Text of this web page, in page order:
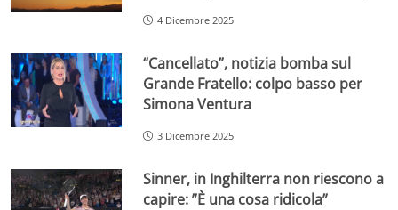
4 Dicembre 2025
“Cancellato”, notizia bomba sul
Grande Fratello: colpo basso per
Simona Ventura
3 Dicembre 2025
Sinner, in Inghilterra non riescono a
capire: ”È una cosa ridicola”